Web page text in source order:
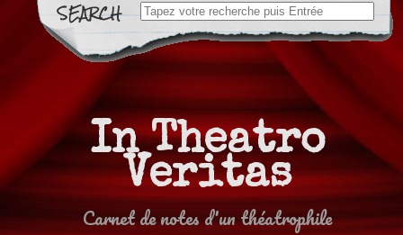
Search
for:
In Theatro
Veritas
Carnet de notes d'un théatrophile